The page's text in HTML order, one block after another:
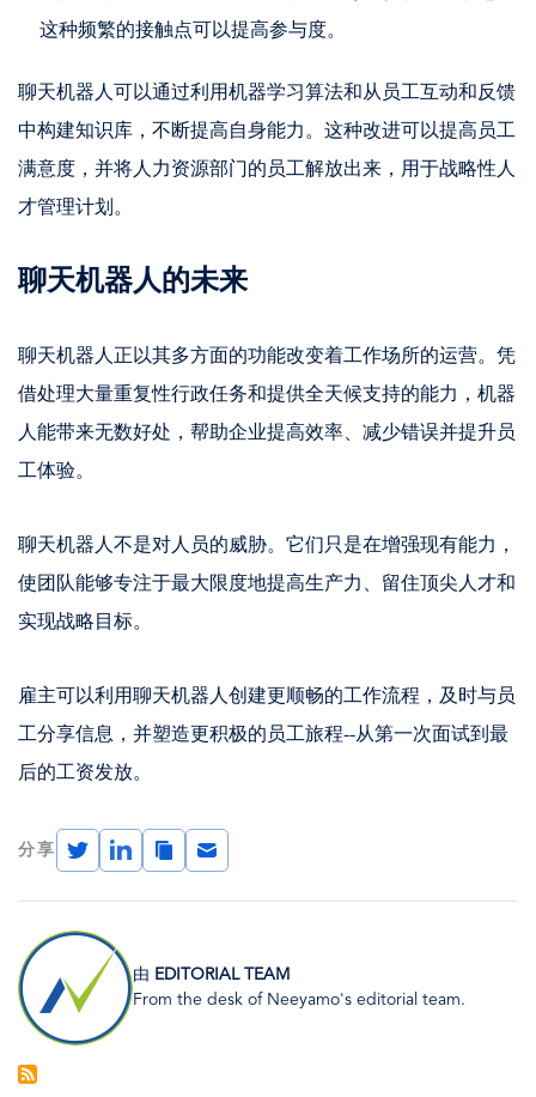
这种频繁的接触点可以提高参与度。
聊天机器人可以通过利用机器学习算法和从员工互动和反馈
中构建知识库，不断提高自身能力。这种改进可以提高员工
满意度，并将人力资源部门的员工解放出来，用于战略性人
才管理计划。
聊天机器人的未来
聊天机器人正以其多方面的功能改变着工作场所的运营。凭
借处理大量重复性行政任务和提供全天候支持的能力，机器
人能带来无数好处，帮助企业提高效率、减少错误并提升员
工体验。
聊天机器人不是对人员的威胁。它们只是在增强现有能力，
使团队能够专注于最大限度地提高生产力、留住顶尖人才和
实现战略目标。
雇主可以利用聊天机器人创建更顺畅的工作流程，及时与员
工分享信息，并塑造更积极的员工旅程--从第一次面试到最
后的工资发放。
分享
TwitterLinkedInCopy
Link
Email
图
像
由 EDITORIAL TEAM
From the desk of Neeyamo's editorial team.